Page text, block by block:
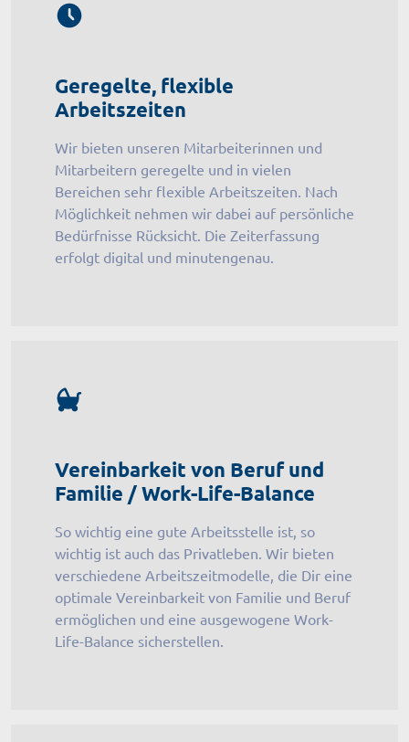
Geregelte, flexible
Arbeitszeiten
Wir bieten unseren Mitarbeiterinnen und
Mitarbeitern geregelte und in vielen
Bereichen sehr flexible Arbeitszeiten. Nach
Möglichkeit nehmen wir dabei auf persönliche
Bedürfnisse Rücksicht. Die Zeiterfassung
erfolgt digital und minutengenau.
Vereinbarkeit von Beruf und
Familie / Work-Life-Balance
So wichtig eine gute Arbeitsstelle ist, so
wichtig ist auch das Privatleben. Wir bieten
verschiedene Arbeitszeitmodelle, die Dir eine
optimale Vereinbarkeit von Familie und Beruf
ermöglichen und eine ausgewogene Work-
Life-Balance sicherstellen.